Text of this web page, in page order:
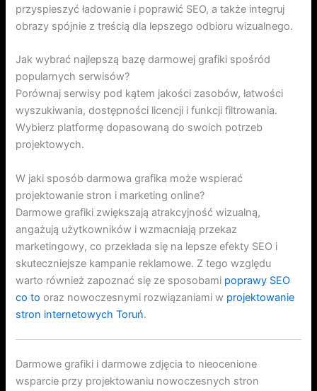
przyspieszyć ładowanie i poprawić SEO, a także integruj
obrazy spójnie z treścią dla lepszego odbioru wizualnego.
Jak wybrać najlepszą bazę darmowej grafiki spośród
popularnych serwisów?
Porównaj serwisy pod kątem jakości zasobów, łatwości
wyszukiwania, dostępności licencji i funkcji filtrowania.
Wybierz platformę dopasowaną do swoich potrzeb
projektowych.
W jaki sposób darmowa grafika może wspierać
projektowanie stron i marketing online?
Darmowe grafiki zwiększają atrakcyjność wizualną,
angażują użytkowników i wzmacniają przekaz
marketingowy, co przekłada się na lepsze efekty SEO i
skuteczniejsze kampanie reklamowe. Z tego względu
warto również zapoznać się ze sposobami poprawy SEO
co to oraz nowoczesnymi rozwiązaniami w projektowanie
stron internetowych Toruń.
Darmowe grafiki i darmowe zdjęcia to nieocenione
wsparcie przy projektowaniu nowoczesnych stron